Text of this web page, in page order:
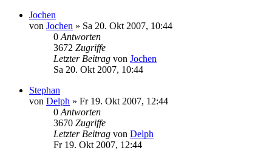
Jochen
von Jochen » Sa 20. Okt 2007, 10:44
0 Antworten
3672 Zugriffe
Letzter Beitrag von Jochen
Sa 20. Okt 2007, 10:44
Stephan
von Delph » Fr 19. Okt 2007, 12:44
0 Antworten
3670 Zugriffe
Letzter Beitrag von Delph
Fr 19. Okt 2007, 12:44